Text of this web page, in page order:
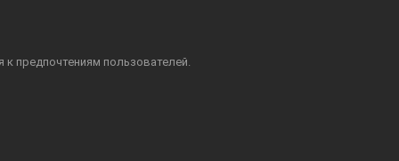
к предпочтениям пользователей.